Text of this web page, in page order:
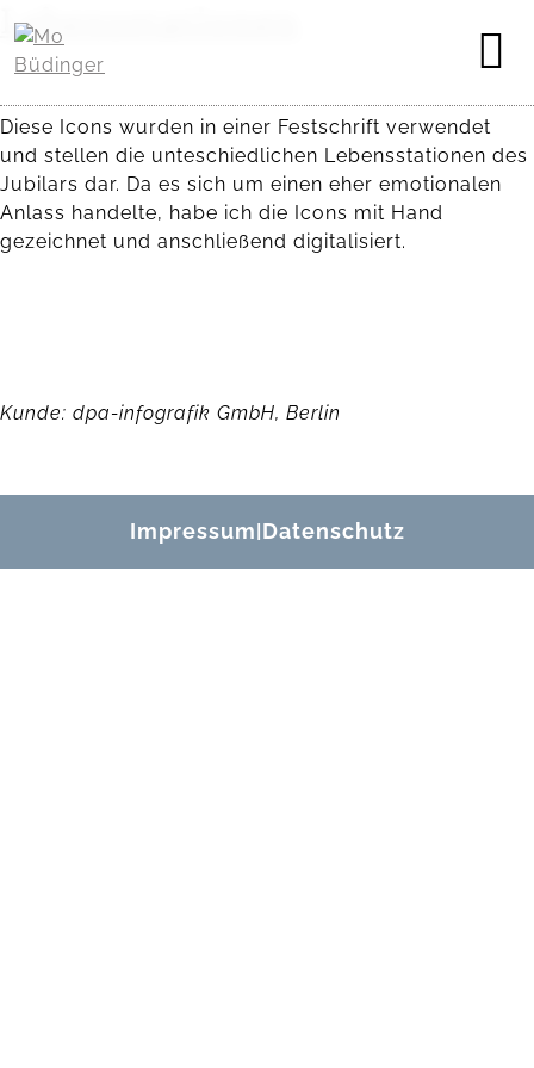
Lebensstationen
Diese Icons wurden in einer Festschrift verwendet
und stellen die unteschiedlichen Lebensstationen des
Jubilars dar. Da es sich um einen eher emotionalen
Anlass handelte, habe ich die Icons mit Hand
gezeichnet und anschließend digitalisiert.
Kunde: dpa-infografik GmbH, Berlin
Impressum|Datenschutz